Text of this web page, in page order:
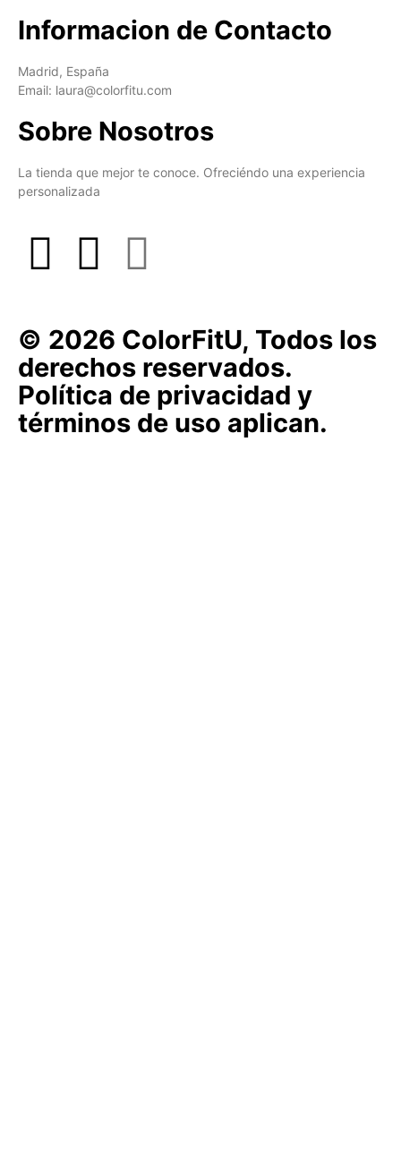
Informacion de Contacto
Madrid, España
Email: laura@colorfitu.com
Sobre Nosotros
La tienda que mejor te conoce. Ofreciéndo una experiencia
personalizada
© 2026 ColorFitU, Todos los
derechos reservados.
Política de privacidad y
términos de uso aplican.